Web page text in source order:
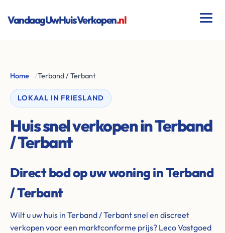
VandaagUwHuisVerkopen.nl
Home /Terband / Terbant
LOKAAL IN FRIESLAND
Huis snel verkopen in Terband
/ Terbant
Direct bod op uw woning in Terband
/ Terbant
Wilt u uw huis in Terband / Terbant snel en discreet
verkopen voor een marktconforme prijs? Leco Vastgoed